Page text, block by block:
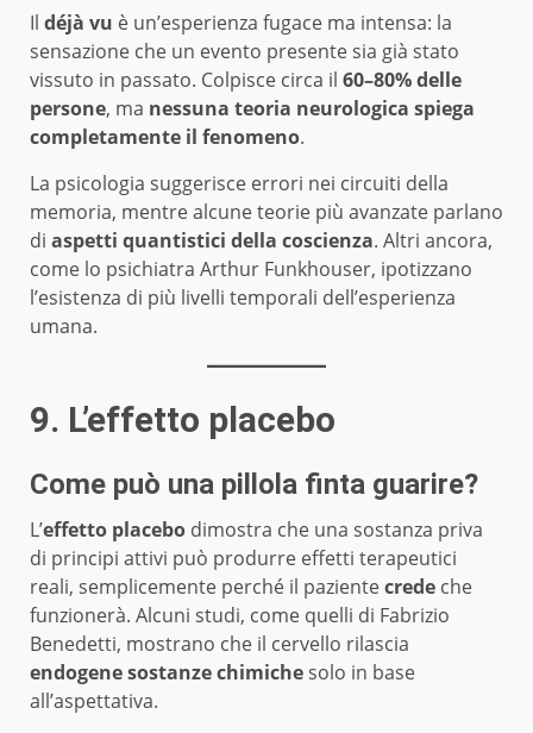
Il déjà vu è un’esperienza fugace ma intensa: la
sensazione che un evento presente sia già stato
vissuto in passato. Colpisce circa il 60–80% delle
persone, ma nessuna teoria neurologica spiega
completamente il fenomeno.
La psicologia suggerisce errori nei circuiti della
memoria, mentre alcune teorie più avanzate parlano
di aspetti quantistici della coscienza. Altri ancora,
come lo psichiatra Arthur Funkhouser, ipotizzano
l’esistenza di più livelli temporali dell’esperienza
umana.
9. L’effetto placebo
Come può una pillola finta guarire?
L’effetto placebo dimostra che una sostanza priva
di principi attivi può produrre effetti terapeutici
reali, semplicemente perché il pazientecrede che
funzionerà. Alcuni studi, come quelli di Fabrizio
Benedetti, mostrano che il cervello rilascia
endogene sostanze chimichesolo in base
all’aspettativa.